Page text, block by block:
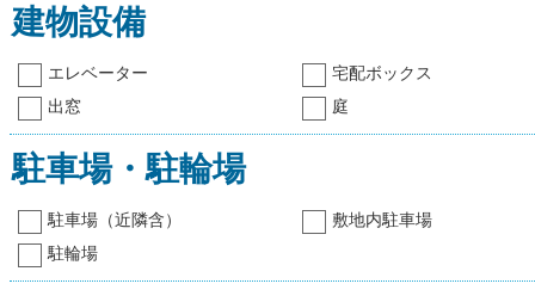
建物設備
エレベーター
宅配ボックス
出窓
庭
駐車場・駐輪場
駐車場（近隣含）
敷地内駐車場
駐輪場